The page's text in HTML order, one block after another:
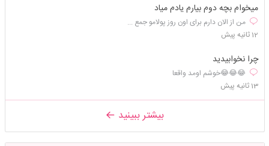
میخوام بچه دوم بیارم یادم میاد
من از الان دارم برای اون روز پولامو جمع ...
12 ثانیه پیش
چرا نخوابیدید
😂😂😂خوشم اومد واقعا
13 ثانیه پیش
بیشتر ببینید